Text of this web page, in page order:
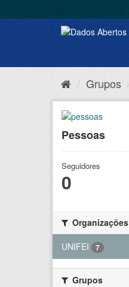
Grupos
Pessoas
Seguidores
0
Organizações
UNIFEI
7
Grupos